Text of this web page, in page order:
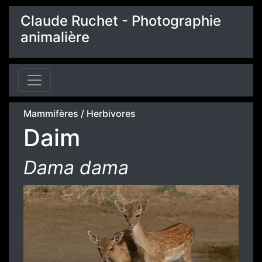
Claude Ruchet - Photographie
animalière
Mammifères / Herbivores
Daim
Dama dama